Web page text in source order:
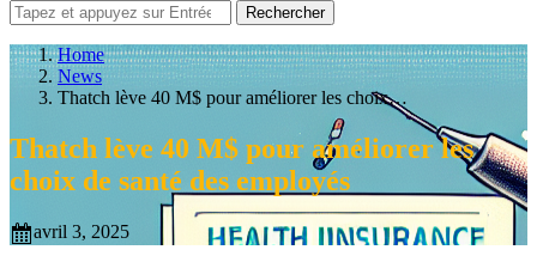
Rechercher
Home
News
Thatch lève 40 M$ pour améliorer les choix…
Thatch lève 40 M$ pour améliorer les
choix de santé des employés
avril 3, 2025